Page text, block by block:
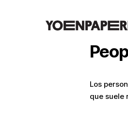
Los
que suele